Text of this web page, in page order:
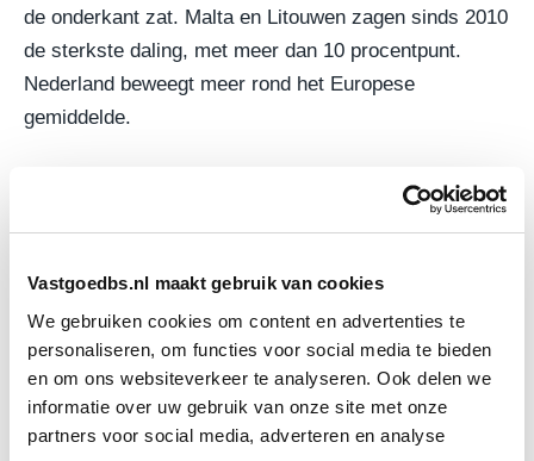
Vastgoedbs.nl maakt gebruik van cookies
We gebruiken cookies om content en advertenties te
personaliseren, om functies voor social media te bieden
en om ons websiteverkeer te analyseren. Ook delen we
informatie over uw gebruik van onze site met onze
partners voor social media, adverteren en analyse
de onderkant zat. Malta en Litouwen zagen sinds 2010
de sterkste daling, met meer dan 10 procentpunt.
Nederland beweegt meer rond het Europese
gemiddelde.
Vastgoedstrategie moet meebewegen
vrijwel elke stap in de keten: van marktonderzoek en
grondexploitatie tot ontwerp, financiering en
assetmanagement. Wie uitgaat van oude
huishoudmodellen, loopt het risico woningen te
ontwikkelen die minder goed aansluiten op de vraag
van morgen.